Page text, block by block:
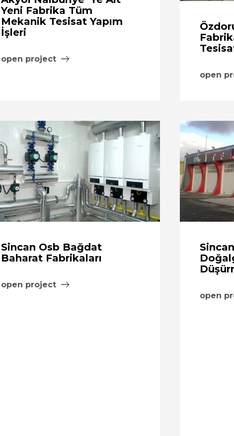
Yeni Fabrika Tüm
Mekanik Tesisat Yapım
İşleri
open project
open
Sincan Osb Bağdat
Baharat Fabrikaları
open project
open